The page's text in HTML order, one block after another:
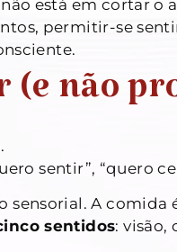
está em cortar o
permitir-se
(e não
sentir”, “quero
sensorial. A comida
sentidos: visão,